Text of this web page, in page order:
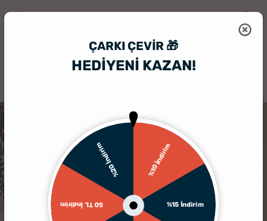
ÇARKI ÇEVIR 🎁
HEDİYENİ KAZAN!
%10 İndirim
%15 İndirim
50 TL İndirim
%20 İndirim